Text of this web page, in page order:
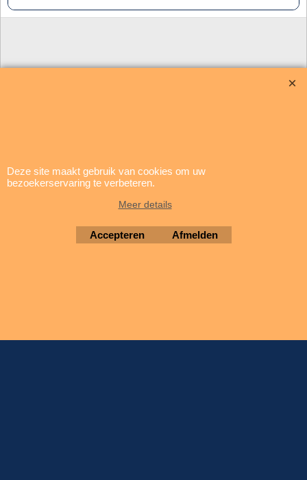
update: 5 augustus 2026
Brigatti Electronics
Copyright © 1994-2026
Deze site maakt gebruik van cookies om uw
bezoekerservaring te verbeteren.
Meer details
Accepteren Afmelden